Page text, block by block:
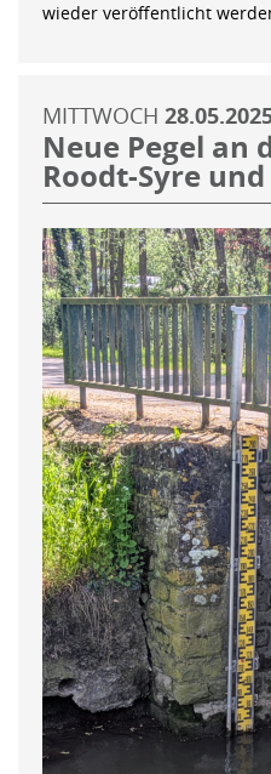
wieder veröffentlicht
MITTWOCH
Neue Pegel an
Roodt-Syre